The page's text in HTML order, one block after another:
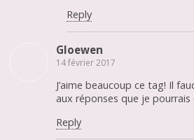
Reply
Gloewen
14 février 2017
J’aime beaucoup ce tag! Il
aux réponses que je pourrais
Reply